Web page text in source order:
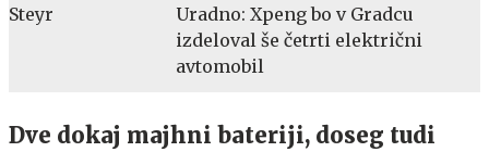
Uradno: Xpeng bo v Gradcu
izdeloval še četrti električni
avtomobil
Dve dokaj majhni bateriji, doseg tudi